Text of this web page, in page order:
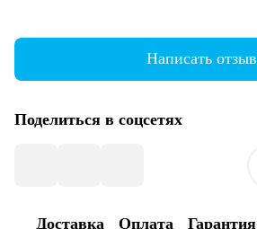
Написать отзыв
Поделиться в соцсетях
Доставка Оплата Гарантия